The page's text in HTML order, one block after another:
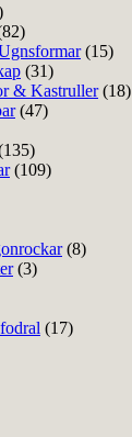
(15)
(31)
& Kastruller (18)
(47)
(109)
(8)
(3)
(17)